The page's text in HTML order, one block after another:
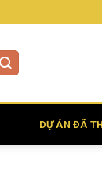
DỰ ÁN ĐÃ